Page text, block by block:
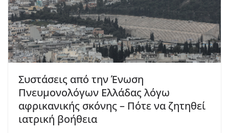
Συστάσεις από την Ένωση
Πνευμονολόγων Ελλάδας λόγω
αφρικανικής σκόνης – Πότε να ζητηθεί
ιατρική βοήθεια